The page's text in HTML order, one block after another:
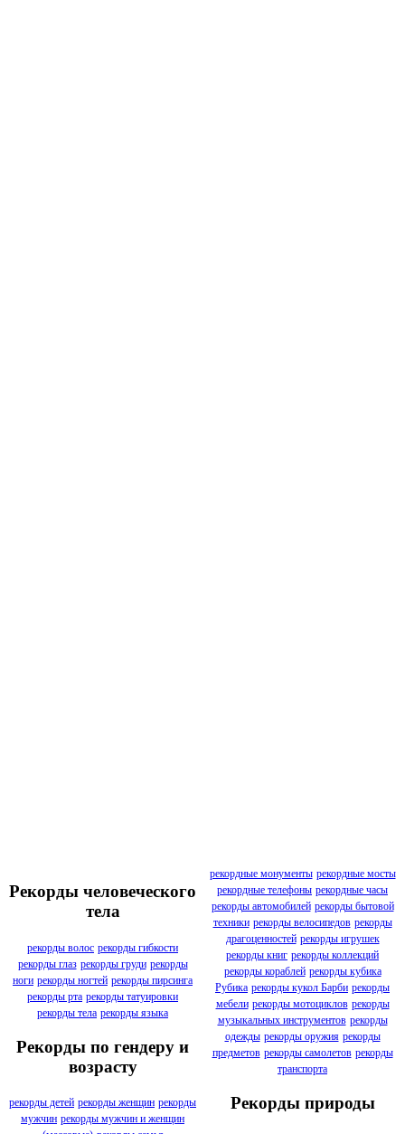
Рекорды человеческого
тела
рекорды волос рекорды гибкости
рекорды глаз рекорды груди рекорды
ноги рекорды ногтей рекорды пирсинга
рекорды рта рекорды татуировки
рекорды тела рекорды языка
Рекорды по гендеру и
возрасту
рекорды детей рекорды женщин рекорды
мужчин рекорды мужчин и женщин
рекордные монументы рекордные мосты
рекордные телефоны рекордные часы
рекорды автомобилей рекорды бытовой
техники рекорды велосипедов рекорды
драгоценностей рекорды игрушек
рекорды книг рекорды коллекций
рекорды кораблей рекорды кубика
Рубика рекорды кукол Барби рекорды
мебели рекорды мотоциклов рекорды
музыкальных инструментов рекорды
одежды рекорды оружия рекорды
предметов рекорды самолетов рекорды
транспорта
Рекорды природы